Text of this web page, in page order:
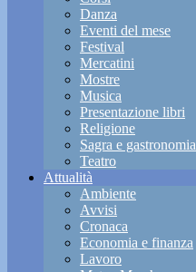
Danza
Eventi del mese
Festival
Mercatini
Mostre
Musica
Presentazione libri
Religione
Sagra e gastronomia
Teatro
Attualità
Ambiente
Avvisi
Cronaca
Economia e finanza
Lavoro